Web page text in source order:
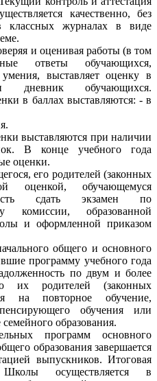
качественно, без
журналах в виде
и оценивая работы (в том
ответы обучающихся,
выставляет оценку в
обучающихся.
в баллах выставляются: - в
выставляются при наличии
В конце учебного года
оценки.
его родителей (законных
оценкой, обучающемуся
сдать экзамен по
комиссии, образованной
и оформленной приказом
общего и основного
программу учебного года
по двум и более
их родителей (законных
на повторное обучение,
обучения или
образования.
программ основного
образования завершается
выпускников. Итоговая
Школы осуществляется в